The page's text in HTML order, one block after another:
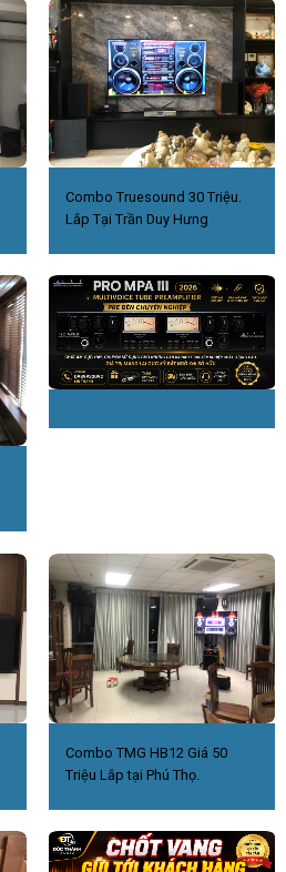
Combo Truesound 30 Triệu.
Lắp Tại Trần Duy Hưng
Combo TMG HB12 Giá 50
Triệu Lắp tại Phú Thọ.